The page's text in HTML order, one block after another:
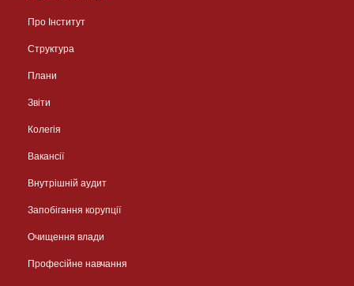
Про Інститут
Структура
Плани
Звіти
Колегія
Вакансії
Внутрішній аудит
Запобігання корупції
Очищення влади
Професійне навчання